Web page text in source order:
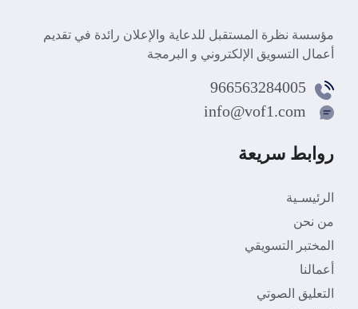
مؤسسة نظرة المستقبل للدعاية والإعلان رائدة في تقديم
أعمال التسويق الإلكتروني و البرمجة
966563284005
info@vof1.com
روابط سريعة
الرئيسـية
من نحن
المختبر التسويقي
أعمالنا
التعليق الصوتي